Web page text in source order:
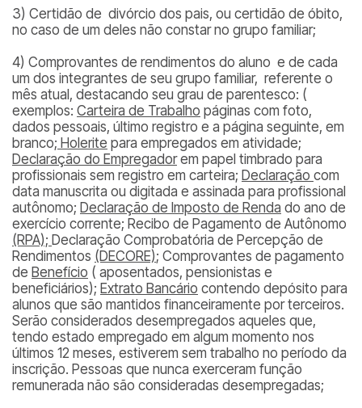
3) Certidão de divórcio dos pais, ou certidão de óbito,
no caso de um deles não constar no grupo familiar;
4) Comprovantes de rendimentos do aluno e de cada
um dos integrantes de seu grupo familiar, referente o
mês atual, destacando seu grau de parentesco: (
exemplos: Carteira de Trabalho páginas com foto,
dados pessoais, último registro e a página seguinte, em
branco; Holerite para empregados em atividade;
Declaração do Empregadorem papel timbrado para
profissionais sem registro em carteira; Declaração com
data manuscrita ou digitada e assinada para profissional
autônomo; Declaração de Imposto de Renda do ano de
exercício corrente; Recibo de Pagamento de Autônomo
(RPA); Declaração Comprobatória de Percepção de
Rendimentos (DECORE); Comprovantes de pagamento
de Benefício ( aposentados, pensionistas e
beneficiários); Extrato Bancário contendo depósito para
alunos que são mantidos financeiramente por terceiros.
Serão considerados desempregados aqueles que,
tendo estado empregado em algum momento nos
últimos 12 meses, estiverem sem trabalho no período da
inscrição. Pessoas que nunca exerceram função
remunerada não são consideradas desempregadas;